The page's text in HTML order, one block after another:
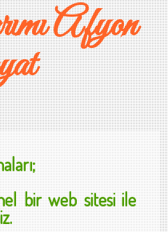
Afyon
bir web sitesi ile